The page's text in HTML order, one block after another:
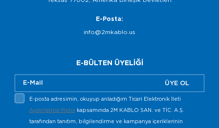
E-Posta:
info@2mkablo.us
E-BÜLTEN ÜYELİĞİ
ÜYE OL
E-posta adresimin, okuyup anladığım Ticari Elektronik İleti
Aydınlatma Metni kapsamında 2M KABLO SAN. ve TİC. A.Ş.
tarafından tanıtım, bilgilendirme ve kampanya içeriklerinin